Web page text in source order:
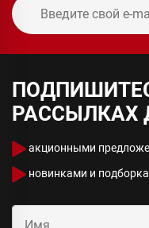
РАССЫЛКАХ
акционными
новинками и